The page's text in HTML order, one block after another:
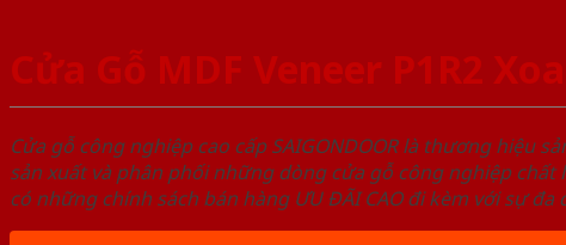
Cửa Gỗ MDF Veneer P1R2
Cửa gỗ công nghiệp cao cấp SAIGONDOOR là thương hiệu
sản xuất và phân phối những dòng cửa gỗ công nghiệp chất
có những chính sách bán hàng ƯU ĐÃI CAO đi kèm với sự